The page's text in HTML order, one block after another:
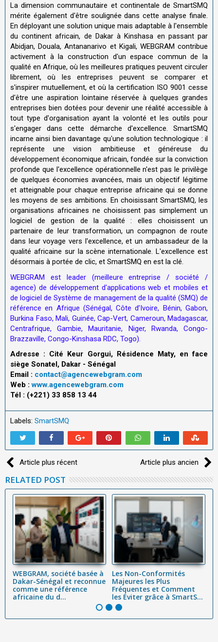
La dimension communautaire et continentale de SmartSMQ
mérite également d'être soulignée dans cette analyse finale.
En déployant une solution unique mais adaptable à l'ensemble
du continent africain, de Dakar à Kinshasa en passant par
Abidjan, Douala, Antananarivo et Kigali, WEBGRAM contribue
activement à la construction d'un espace commun de la
qualité en Afrique, où les meilleures pratiques peuvent circuler
librement, où les entreprises peuvent se comparer et
s'inspirer mutuellement, et où la certification ISO 9001 cesse
d'être une aspiration lointaine réservée à quelques grandes
entreprises bien dotées pour devenir une réalité accessible à
tout type d'organisation ayant la volonté et les outils pour
s'engager dans cette démarche d'excellence. SmartSMQ
incarne ainsi bien davantage qu'une solution technologique : il
représente une vision ambitieuse et généreuse du
développement économique africain, fondée sur la conviction
profonde que l'excellence opérationnelle n'est pas le privilège
de quelques économies avancées, mais un objectif légitime
et atteignable pour chaque entreprise africaine qui se donne
les moyens de ses ambitions. En choisissant SmartSMQ, les
organisations africaines ne choisissent pas simplement un
logiciel de gestion de la qualité : elles choisissent un
partenaire de leur transformation, un compagnon de route
dans leur voyage vers l'excellence, et un ambassadeur de la
qualité africaine sur la scène internationale. L'excellence est
désormais à portée de clic, et SmartSMQ en est la clé.
WEBGRAM est leader (meilleure entreprise / société /
agence) de développement d'applications web et mobiles et
de logiciel de Système de management de la qualité (SMQ) de
référence en Afrique (Sénégal, Côte d’Ivoire, Bénin, Gabon,
Burkina Faso, Mali, Guinée, Cap-Vert, Cameroun, Madagascar,
Centrafrique, Gambie, Mauritanie, Niger, Rwanda, Congo-
Brazzaville, Congo-Kinshasa RDC, Togo).
Adresse : Cité Keur Gorgui, Résidence Maty, en face
siège Sonatel, Dakar - Sénégal
Email : contact@agencewebgram.com
Web :www.agencewebgram.com
Tél : (+221) 33 858 13 44
Labels: SmartSMQ
Article plus récent Article plus ancien
RELATED POST
WEBGRAM, société basée à
Dakar-Sénégal et reconnue
comme une référence
africaine du d...
Les Non-Conformités
Majeures les Plus
Fréquentes et Comment
les Éviter grâce à SmartS...